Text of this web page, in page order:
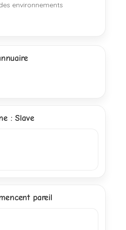
environnements
: Slave
pareil